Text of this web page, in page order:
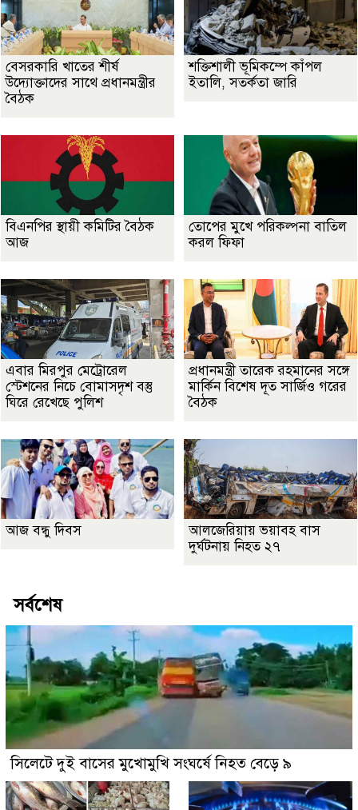
বেসরকারি খাতের শীর্ষ
উদ্যোক্তাদের সাথে প্রধানমন্ত্রীর
বৈঠক
শক্তিশালী ভূমিকম্পে কাঁপল
ইতালি, সতর্কতা জারি
বিএনপির স্থায়ী কমিটির বৈঠক
আজ
তোপের মুখে পরিকল্পনা বাতিল
করল ফিফা
এবার মিরপুর মেট্রোরেল
স্টেশনের নিচে বোমাসদৃশ বস্তু
ঘিরে রেখেছে পুলিশ
প্রধানমন্ত্রী তারেক রহমানের সঙ্গে
মার্কিন বিশেষ দূত সার্জিও গরের
বৈঠক
আজ বন্ধু দিবস
আলজেরিয়ায় ভয়াবহ বাস
দুর্ঘটনায় নিহত ২৭
সর্বশেষ
সিলেটে দুই বাসের মুখোমুখি সংঘর্ষে নিহত বেড়ে ৯